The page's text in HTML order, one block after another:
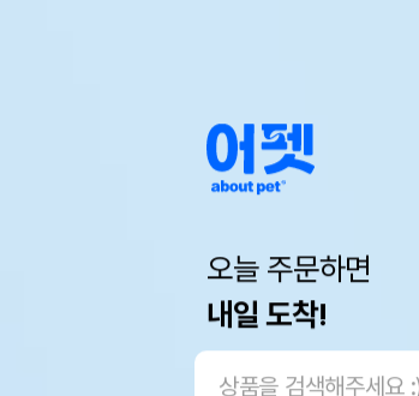
오늘 주문하면
내일 도착!